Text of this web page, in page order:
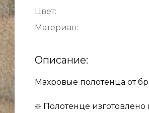
Цвет:
Материал:
Описание:
Махровые полотенца от
❇️ Полотенце изготовлено